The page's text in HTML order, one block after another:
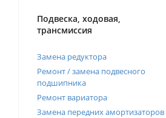
Подвеска, ходовая,
трансмиссия
Замена редуктора
Ремонт / замена подвесного
подшипника
Ремонт вариатора
Замена передних амортизаторов